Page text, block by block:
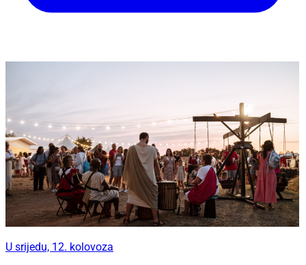
U srijedu, 12. kolovoza